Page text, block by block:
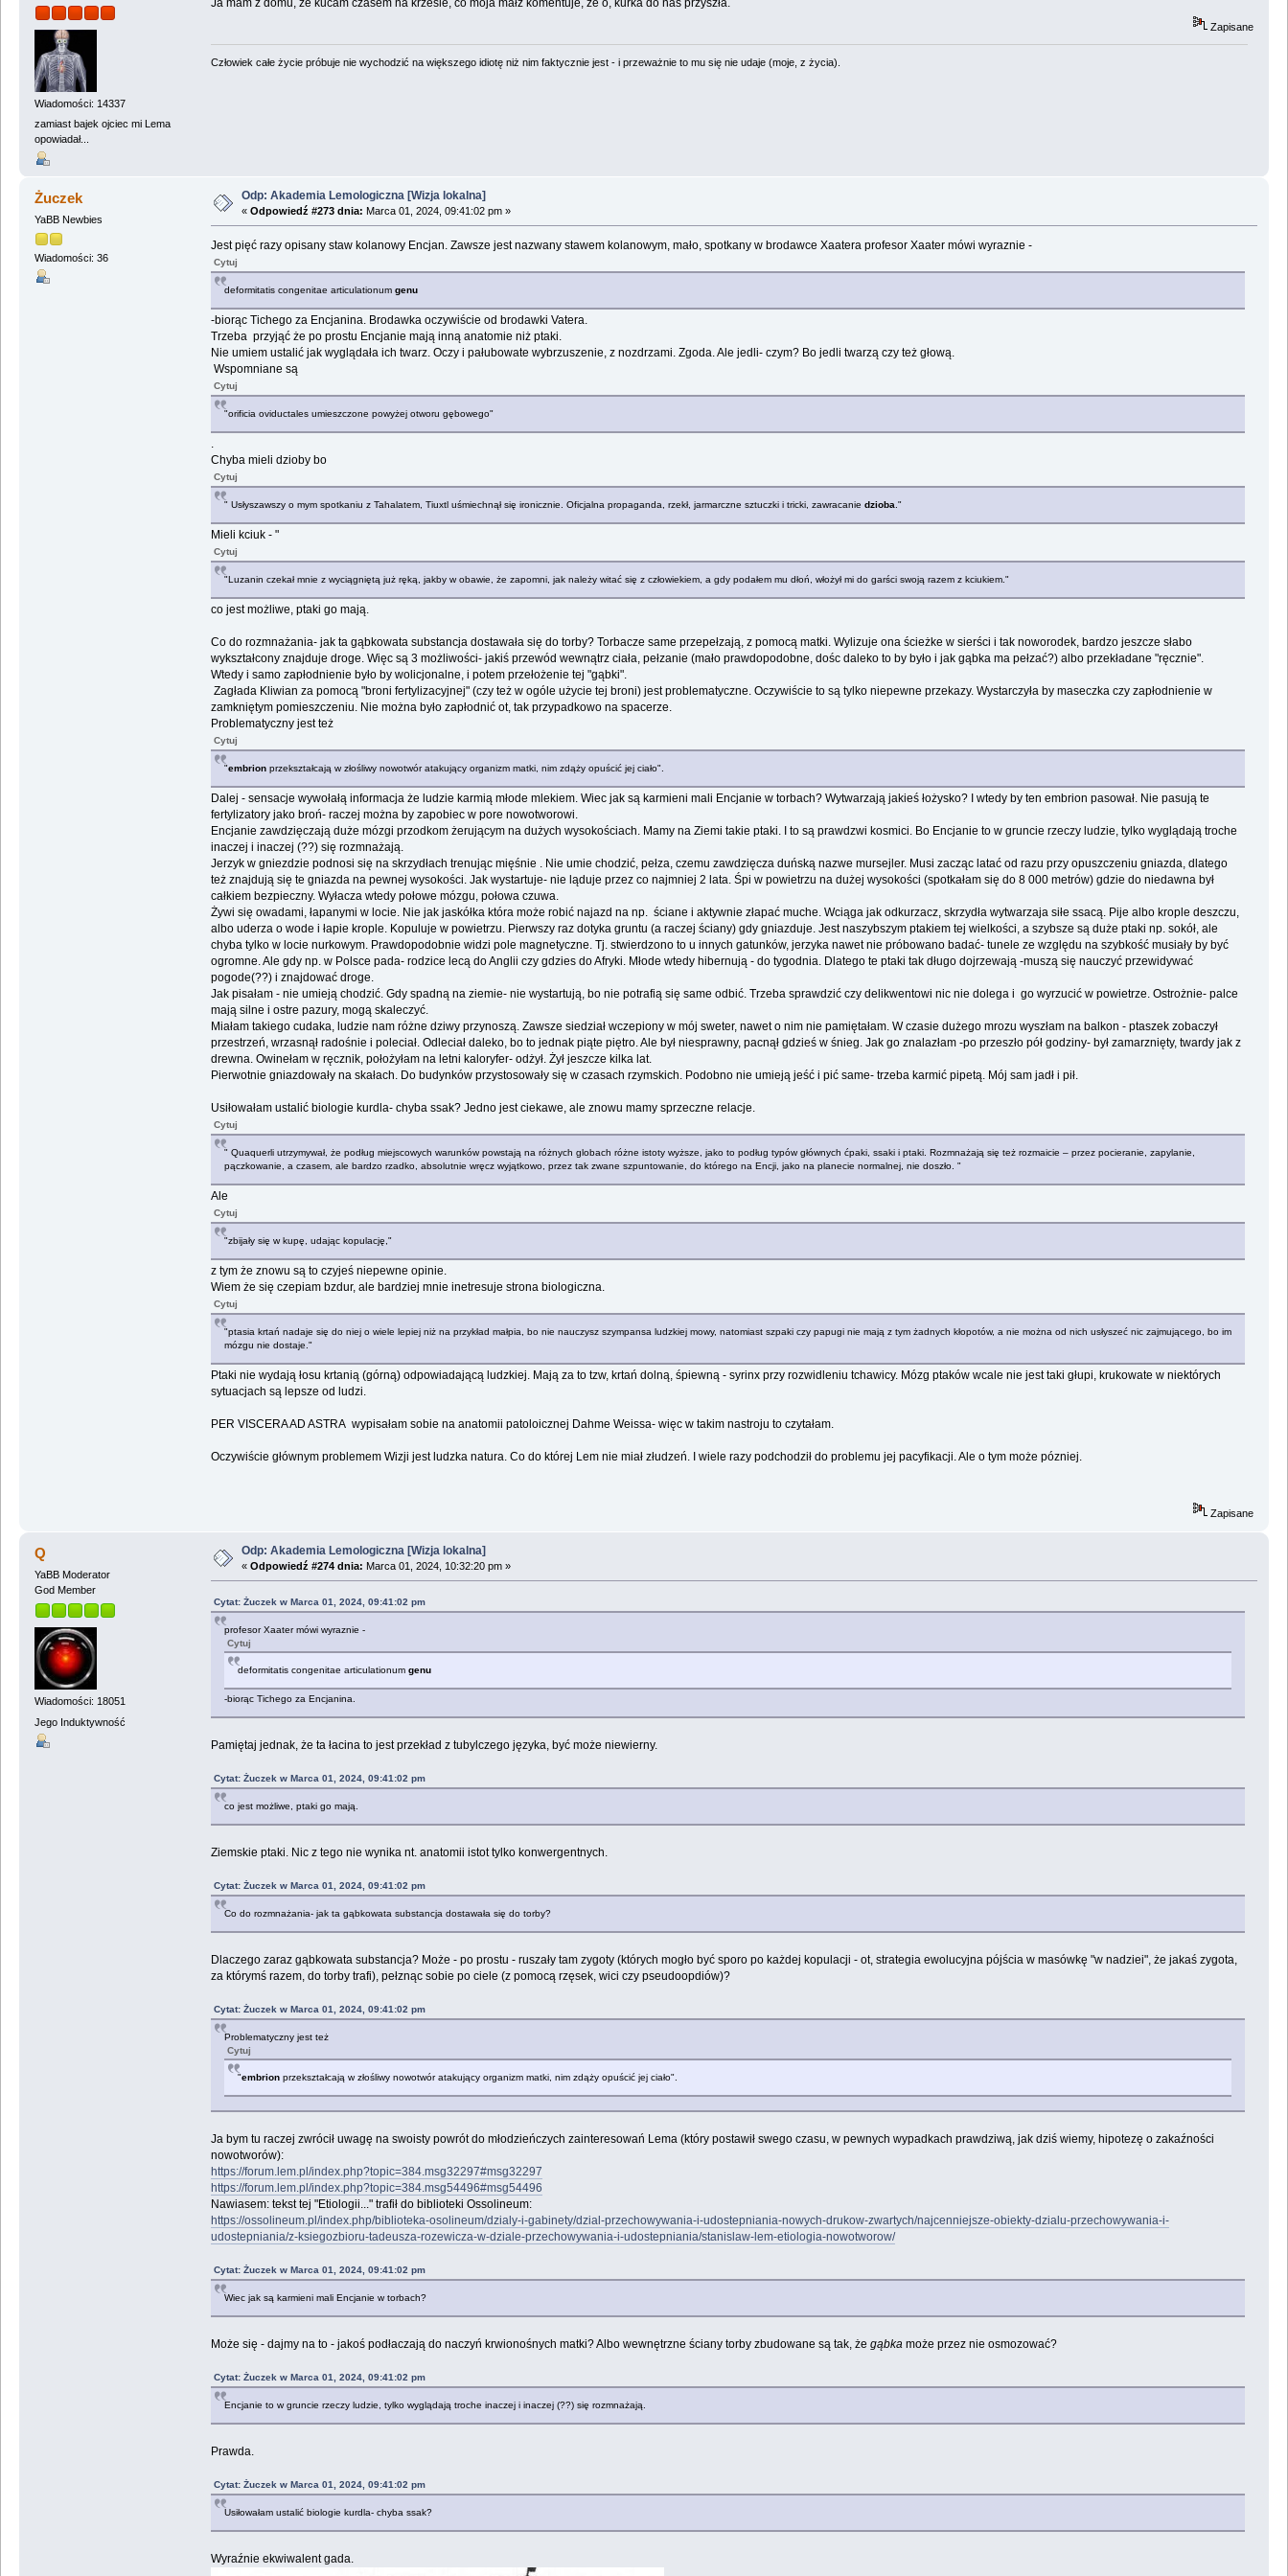
Wiadomości: 14337
zamiast bajek ojciec mi Lema
opowiadał...
Ja mam z domu, że kucam czasem na krześle, co moja małż komentuje, że o, kurka do nas przyszła.
Zapisane
Człowiek całe życie próbuje nie wychodzić na większego idiotę niż nim faktycznie jest - i przeważnie to mu się nie udaje (moje, z życia).
Żuczek
YaBB Newbies
Wiadomości: 36
Odp: Akademia Lemologiczna [Wizja lokalna]
« Odpowiedź #273 dnia: Marca 01, 2024, 09:41:02 pm »
Jest pięć razy opisany staw kolanowy Encjan. Zawsze jest nazwany stawem kolanowym, mało, spotkany w brodawce Xaatera profesor Xaater mówi wyraznie -
Cytuj
deformitatis congenitae articulationum genu
-biorąc Tichego za Encjanina. Brodawka oczywiście od brodawki Vatera.
Trzeba przyjąć że po prostu Encjanie mają inną anatomie niż ptaki.
Nie umiem ustalić jak wyglądała ich twarz. Oczy i pałubowate wybrzuszenie, z nozdrzami. Zgoda. Ale jedli- czym? Bo jedli twarzą czy też głową.
Wspomniane są
Cytuj
"orificia oviductales umieszczone powyżej otworu gębowego"
.
Chyba mieli dzioby bo
Cytuj
" Usłyszawszy o mym spotkaniu z Tahalatem, Tiuxtl uśmiechnął się ironicznie. Oficjalna propaganda, rzekł, jarmarczne sztuczki i tricki, zawracanie dzioba."
Mieli kciuk - "
Cytuj
"Luzanin czekał mnie z wyciągniętą już ręką, jakby w obawie, że zapomni, jak należy witać się z człowiekiem, a gdy podałem mu dłoń, włożył mi do garści swoją razem z kciukiem."
co jest możliwe, ptaki go mają.
Co do rozmnażania- jak ta gąbkowata substancja dostawała się do torby? Torbacze same przepełzają, z pomocą matki. Wylizuje ona ścieżke w sierści i tak noworodek, bardzo jeszcze słabo
wykształcony znajduje droge. Więc są 3 możliwości- jakiś przewód wewnątrz ciała, pełzanie (mało prawdopodobne, dośc daleko to by było i jak gąbka ma pełzać?) albo przekładane "ręcznie".
Wtedy i samo zapłodnienie było by wolicjonalne, i potem przełożenie tej "gąbki".
Zagłada Kliwian za pomocą "broni fertylizacyjnej" (czy też w ogóle użycie tej broni) jest problematyczne. Oczywiście to są tylko niepewne przekazy. Wystarczyła by maseczka czy zapłodnienie w
zamkniętym pomieszczeniu. Nie można było zapłodnić ot, tak przypadkowo na spacerze.
Problematyczny jest też
Cytuj
"embrionprzekształcają w złośliwy nowotwór atakujący organizm matki, nim zdąży opuścić jej ciało".
Dalej - sensacje wywołałą informacja że ludzie karmią młode mlekiem. Wiec jak są karmieni mali Encjanie w torbach? Wytwarzają jakieś łożysko? I wtedy by ten embrion pasował. Nie pasują te
fertylizatory jako broń- raczej można by zapobiec w pore nowotworowi.
Encjanie zawdzięczają duże mózgi przodkom żerującym na dużych wysokościach. Mamy na Ziemi takie ptaki. I to są prawdzwi kosmici. Bo Encjanie to w gruncie rzeczy ludzie, tylko wyglądają troche
inaczej i inaczej (??) się rozmnażają.
Jerzyk w gniezdzie podnosi się na skrzydłach trenując mięśnie . Nie umie chodzić, pełza, czemu zawdzięcza duńską nazwe mursejler. Musi zacząc latać od razu przy opuszczeniu gniazda, dlatego
też znajdują się te gniazda na pewnej wysokości. Jak wystartuje- nie ląduje przez co najmniej 2 lata. Śpi w powietrzu na dużej wysokości (spotkałam się do 8 000 metrów) gdzie do niedawna był
całkiem bezpieczny. Wyłacza wtedy połowe mózgu, połowa czuwa.
Żywi się owadami, łapanymi w locie. Nie jak jaskółka która może robić najazd na np. ściane i aktywnie złapać muche. Wciąga jak odkurzacz, skrzydła wytwarzaja siłe ssacą. Pije albo krople deszczu,
albo uderza o wode i łapie krople. Kopuluje w powietrzu. Pierwszy raz dotyka gruntu (a raczej ściany) gdy gniazduje. Jest naszybszym ptakiem tej wielkości, a szybsze są duże ptaki np. sokół, ale
chyba tylko w locie nurkowym. Prawdopodobnie widzi pole magnetyczne. Tj. stwierdzono to u innych gatunków, jerzyka nawet nie próbowano badać- tunele ze względu na szybkość musiały by być
ogromne. Ale gdy np. w Polsce pada- rodzice lecą do Anglii czy gdzies do Afryki. Młode wtedy hibernują - do tygodnia. Dlatego te ptaki tak długo dojrzewają -muszą się nauczyć przewidywać
pogode(??) i znajdować droge.
Jak pisałam - nie umieją chodzić. Gdy spadną na ziemie- nie wystartują, bo nie potrafią się same odbić. Trzeba sprawdzić czy delikwentowi nic nie dolega i go wyrzucić w powietrze. Ostrożnie- palce
mają silne i ostre pazury, mogą skaleczyć.
Miałam takiego cudaka, ludzie nam różne dziwy przynoszą. Zawsze siedział wczepiony w mój sweter, nawet o nim nie pamiętałam. W czasie dużego mrozu wyszłam na balkon - ptaszek zobaczył
przestrzeń, wrzasnął radośnie i poleciał. Odleciał daleko, bo to jednak piąte piętro. Ale był niesprawny, pacnął gdzieś w śnieg. Jak go znalazłam -po przeszło pół godziny- był zamarznięty, twardy jak z
drewna. Owinełam w ręcznik, położyłam na letni kaloryfer- odżył. Żył jeszcze kilka lat.
Pierwotnie gniazdowały na skałach. Do budynków przystosowały się w czasach rzymskich. Podobno nie umieją jeść i pić same- trzeba karmić pipetą. Mój sam jadł i pił.
Usiłowałam ustalić biologie kurdla- chyba ssak? Jedno jest ciekawe, ale znowu mamy sprzeczne relacje.
Cytuj
" Quaquerli utrzymywał, że podług miejscowych warunków powstają na różnych globach różne istoty wyższe, jako to podług typów głównych ćpaki, ssaki i ptaki. Rozmnażają się też rozmaicie – przez pocieranie, zapylanie,
pączkowanie, a czasem, ale bardzo rzadko, absolutnie wręcz wyjątkowo, przez tak zwane szpuntowanie, do którego na Encji, jako na planecie normalnej, nie doszło. "
Ale
Cytuj
"zbijały się w kupę, udając kopulację,"
z tym że znowu są to czyjeś niepewne opinie.
Wiem że się czepiam bzdur, ale bardziej mnie inetresuje strona biologiczna.
Cytuj
"ptasia krtań nadaje się do niej o wiele lepiej niż na przykład małpia, bo nie nauczysz szympansa ludzkiej mowy, natomiast szpaki czy papugi nie mają z tym żadnych kłopotów, a nie można od nich usłyszeć nic zajmującego, bo im
mózgu nie dostaje."
Ptaki nie wydają łosu krtanią (górną) odpowiadającą ludzkiej. Mają za to tzw, krtań dolną, śpiewną - syrinx przy rozwidleniu tchawicy. Mózg ptaków wcale nie jest taki głupi, krukowate w niektórych
sytuacjach są lepsze od ludzi.
PER VISCERA AD ASTRA wypisałam sobie na anatomii patoloicznej Dahme Weissa- więc w takim nastroju to czytałam.
Oczywiście głównym problemem Wizji jest ludzka natura. Co do której Lem nie miał złudzeń. I wiele razy podchodził do problemu jej pacyfikacji. Ale o tym może pózniej.
Zapisane
Q
YaBB Moderator
God Member
Wiadomości: 18051
Jego Induktywność
Odp: Akademia Lemologiczna [Wizja lokalna]
« Odpowiedź #274 dnia: Marca 01, 2024, 10:32:20 pm »
Cytat: Żuczek w Marca 01, 2024, 09:41:02 pm
profesor Xaater mówi wyraznie -
Cytuj
deformitatis congenitae articulationum genu
-biorąc Tichego za Encjanina.
Pamiętaj jednak, że ta łacina to jest przekład z tubylczego języka, być może niewierny.
Cytat: Żuczek w Marca 01, 2024, 09:41:02 pm
co jest możliwe, ptaki go mają.
Ziemskie ptaki. Nic z tego nie wynika nt. anatomii istot tylko konwergentnych.
Cytat: Żuczek w Marca 01, 2024, 09:41:02 pm
Co do rozmnażania- jak ta gąbkowata substancja dostawała się do torby?
Dlaczego zaraz gąbkowata substancja? Może - po prostu - ruszały tam zygoty (których mogło być sporo po każdej kopulacji - ot, strategia ewolucyjna pójścia w masówkę "w nadziei", że jakaś zygota,
za którymś razem, do torby trafi), pełznąc sobie po ciele (z pomocą rzęsek, wici czy pseudoopdiów)?
Cytat: Żuczek w Marca 01, 2024, 09:41:02 pm
Problematyczny jest też
Cytuj
"embrionprzekształcają w złośliwy nowotwór atakujący organizm matki, nim zdąży opuścić jej ciało".
Ja bym tu raczej zwrócił uwagę na swoisty powrót do młodzieńczych zainteresowań Lema (który postawił swego czasu, w pewnych wypadkach prawdziwą, jak dziś wiemy, hipotezę o zakaźności
nowotworów):
https://forum.lem.pl/index.php?topic=384.msg32297#msg32297
https://forum.lem.pl/index.php?topic=384.msg54496#msg54496
Nawiasem: tekst tej "Etiologii..." trafił do biblioteki Ossolineum:
https://ossolineum.pl/index.php/biblioteka-osolineum/dzialy-i-gabinety/dzial-przechowywania-i-udostepniania-nowych-drukow-zwartych/najcenniejsze-obiekty-dzialu-przechowywania-i-
udostepniania/z-ksiegozbioru-tadeusza-rozewicza-w-dziale-przechowywania-i-udostepniania/stanislaw-lem-etiologia-nowotworow/
Cytat: Żuczek w Marca 01, 2024, 09:41:02 pm
Wiec jak są karmieni mali Encjanie w torbach?
Może się - dajmy na to - jakoś podłaczają do naczyń krwionośnych matki? Albo wewnętrzne ściany torby zbudowane są tak, że gąbka może przez nie osmozować?
Cytat: Żuczek w Marca 01, 2024, 09:41:02 pm
Encjanie to w gruncie rzeczy ludzie, tylko wyglądają troche inaczej i inaczej (??) się rozmnażają.
Prawda.
Cytat: Żuczek w Marca 01, 2024, 09:41:02 pm
Usiłowałam ustalić biologie kurdla- chyba ssak?
Wyraźnie ekwiwalent gada.